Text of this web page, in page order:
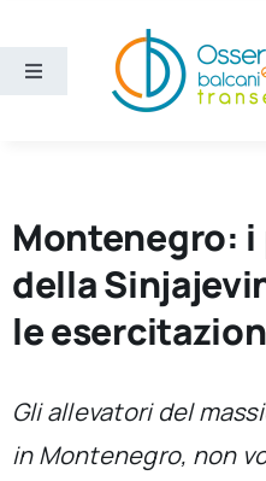
contenuto
Toggle
Ricerca e divulgazione
Chi siamo
Montenegro:
della
le
Gli allevatori del
in Montenegro, non